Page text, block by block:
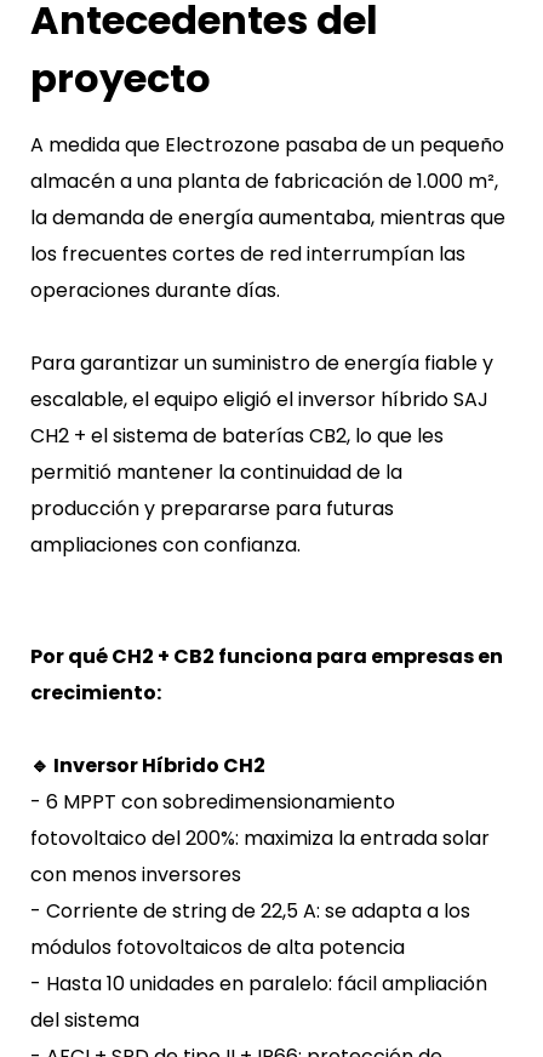
Antecedentes del
proyecto
A medida que Electrozone pasaba de un pequeño
almacén a una planta de fabricación de 1.000 m²,
la demanda de energía aumentaba, mientras que
los frecuentes cortes de red interrumpían las
operaciones durante días.
Para garantizar un suministro de energía fiable y
escalable, el equipo eligió el inversor híbrido SAJ
CH2 + el sistema de baterías CB2, lo que les
permitió mantener la continuidad de la
producción y prepararse para futuras
ampliaciones con confianza.
Por qué CH2 + CB2 funciona para empresas en
crecimiento:
🔹 Inversor Híbrido CH2
- 6 MPPT con sobredimensionamiento
fotovoltaico del 200%: maximiza la entrada solar
con menos inversores
- Corriente de string de 22,5 A: se adapta a los
módulos fotovoltaicos de alta potencia
- Hasta 10 unidades en paralelo: fácil ampliación
del sistema